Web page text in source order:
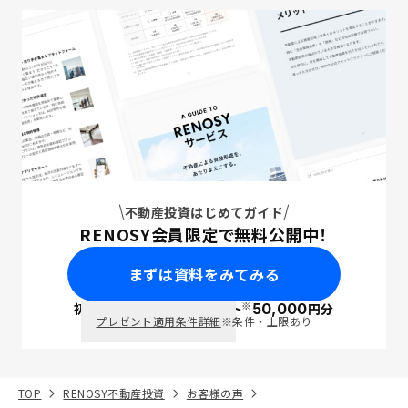
不動産投資はじめてガイド
RENOSY会員限定で無料公開中！
まずは資料をみてみる
初回面談で ポイント※50,000円分
プレゼント適用条件詳細※条件・上限あり
TOP RENOSY不動産投資
お客様の声